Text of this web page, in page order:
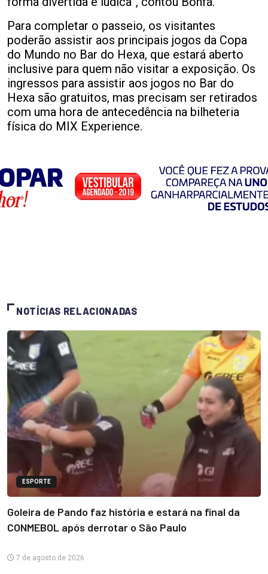
Para completar o passeio, os visitantes
poderão assistir aos principais jogos da Copa
do Mundo no Bar do Hexa, que estará aberto
inclusive para quem não visitar a exposição. Os
ingressos para assistir aos jogos no Bar do
Hexa são gratuitos, mas precisam ser retirados
com uma hora de antecedência na bilheteria
física do MIX Experience.
NOTÍCIAS RELACIONADAS
ESPORTE
Goleira de Pando faz história e estará na final da
CONMEBOL após derrotar o São Paulo
7 de agosto de 2026